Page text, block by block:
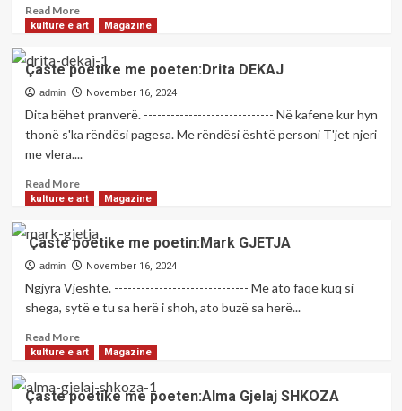
Read MoreRead
more
Çaste
poetike
me
poeten:Kristina
Ndoci
kulture e art Magazine
Çaste poetike me poeten:Drita DEKAJ
admin November 16, 2024
Dita bëhet pranverë. ----------------------------- Në kafene kur hyn
thonë s'ka rëndësi pagesa. Me rëndësi është personi T'jet njeri
me vlera....
Read MoreRead
more
Çaste
poetike
me
poeten:Drita
DEKAJ
kulture e art Magazine
Çaste poetike me poetin:Mark GJETJA
admin November 16, 2024
Ngjyra Vjeshte. ------------------------------ Me ato faqe kuq si
shega, sytë e tu sa herë i shoh, ato buzë sa herë...
Read MoreRead
more
Çaste
poetike
kulture e art Magazine
Çaste poetike me poeten:Alma Gjelaj SHKOZA